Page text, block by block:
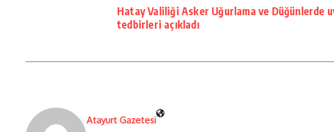
Hatay Valiliği Asker Uğurlama ve Düğünlerde
tedbirleri açıkladı
Atayurt Gazetesi